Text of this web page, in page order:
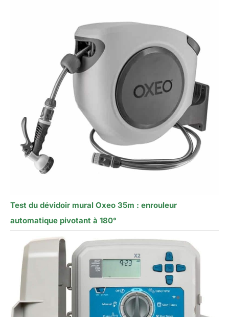
Test du dévidoir mural Oxeo 35m : enrouleur
automatique pivotant à 180°